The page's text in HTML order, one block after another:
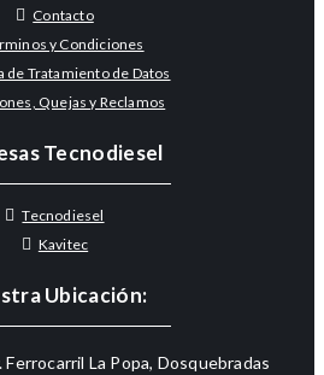
Contacto
y Condiciones
de Tratamiento de Datos
Quejas y Reclamos
Tecnodiesel
Tecnodiesel
Kavitec
Ubicación:
La Popa, Dosquebradas